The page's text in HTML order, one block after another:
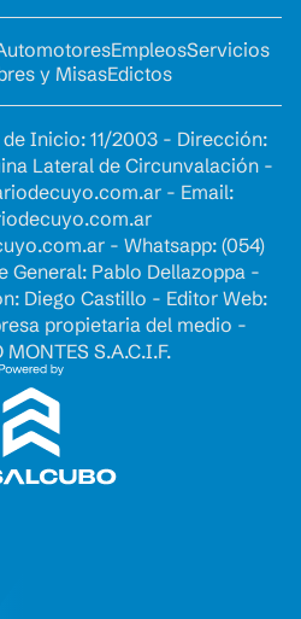
EmpleosServicios
y MisasEdictos
Inicio: 11/2003 - Dirección:
Lateral de Circunvalación -
- Email:
- Whatsapp: (054)
General: Pablo Dellazoppa -
Diego Castillo - Editor Web:
propietaria del medio -
MONTES S.A.C.I.F.